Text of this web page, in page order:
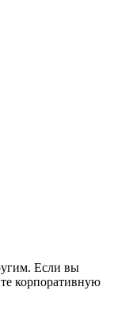
Если вы
корпоративную